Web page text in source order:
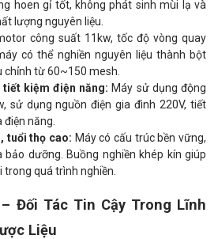
hoen gỉ tốt, không phát sinh mùi lạ và
lượng nguyên liệu.
công suất 11kw, tốc độ vòng quay
có thể nghiền nguyên liệu thành bột
chỉnh từ 60~150 mesh.
kiệm điện năng: Máy sử dụng động
sử dụng nguồn điện gia đình 220V, tiết
năng.
tuổi thọ cao: Máy có cấu trúc bền vững,
bảo dưỡng. Buồng nghiền khép kín giúp
quá trình nghiền.
Đối Tác Tin Cậy Trong Lĩnh
Liệu